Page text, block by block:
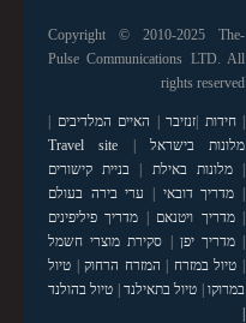
Copyright © 2010-2025 The-
Pulse Communications LTD. All
rights reserved
|חידות |זנזיבר | האיים המלדיבים |
מלונות בישראל |
Travel site
|מלונות באילת | בניית קישורים
| מדריך דובאי | ערי בירה בעולם
|מדריך ויטנאם | מדריך פיליפינים
|מדריך יפן | סקירת מוצרי חשמל
| טיול במזרח | המזרח הרחוק| טיול
במרוקו| טיול בתאילנד| טיול בהולנד
|